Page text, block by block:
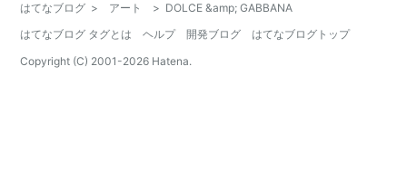
はてなブログ > アート > DOLCE &amp; GABBANA
はてなブログ タグとは
ヘルプ 開発ブログ
はてなブログトップ
Copyright (C) 2001-2026 Hatena.